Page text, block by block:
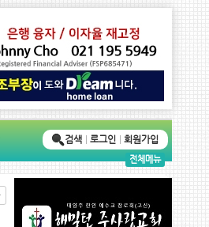
검색 로그인 회원가입
전체메뉴